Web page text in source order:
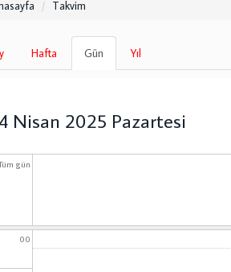
Takvim
Hafta Gün
sekme)
Yıl
Nisan 2025 Pazartesi
gün
00